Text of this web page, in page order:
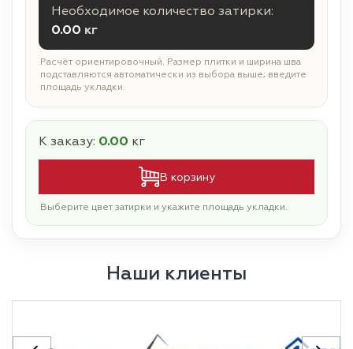
Необходимое количество затирки:
0.00 кг
Расчёт ориентировочный. Размер плитки и ширина шва
подставляются автоматически из выбора выше; введите
площадь укладки.
К заказу: 0.00 кг
В корзину
Выберите цвет затирки и укажите площадь укладки.
Наши клиенты